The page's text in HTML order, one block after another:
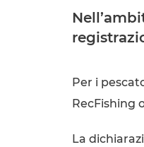
Per i
RecFishing
La